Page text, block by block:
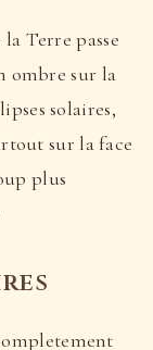
Terre passe
ombre sur la
solaires,
sur la face
plus